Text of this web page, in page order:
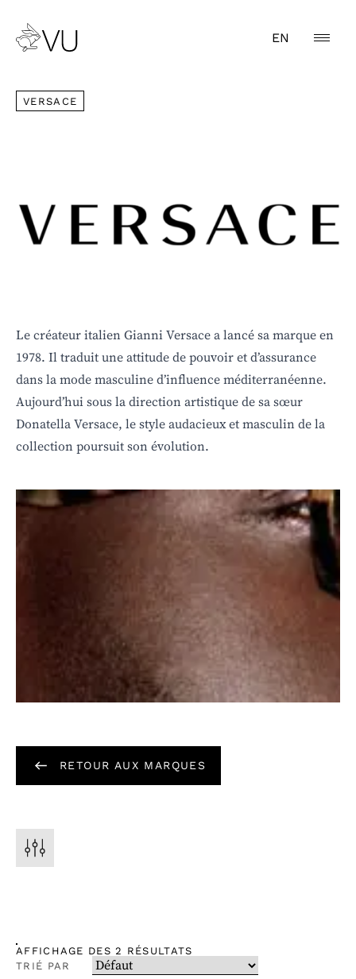
EN
VERSACE
Le créateur italien Gianni Versace a lancé sa marque en
1978. Il traduit une attitude de pouvoir et d’assurance
dans la mode masculine d’influence méditerranéenne.
Aujourd’hui sous la direction artistique de sa sœur
Donatella Versace, le style audacieux et masculin de la
collection poursuit son évolution.
RETOUR AUX MARQUES
AFFICHAGE DES 2 RÉSULTATS
TRIÉ PAR